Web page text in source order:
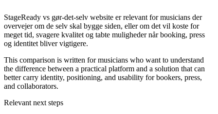
StageReady vs gør-det-selv website er relevant for musicians der
overvejer om de selv skal bygge siden, eller om det vil koste for
meget tid, svagere kvalitet og tabte muligheder når booking, press
og identitet bliver vigtigere.
This comparison is written for musicians who want to understand
the difference between a practical platform and a solution that can
better carry identity, positioning, and usability for bookers, press,
and collaborators.
Relevant next steps